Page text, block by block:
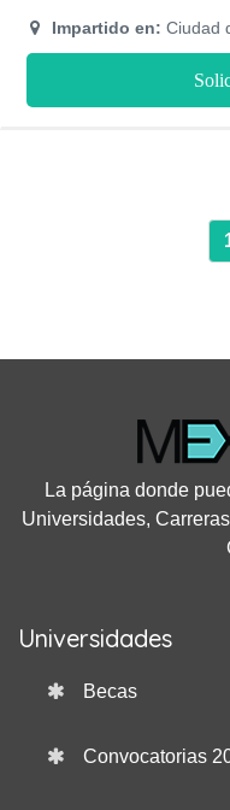
a tus trabajadores.
Impartido en: Ciudad
La página donde
Universidades,
Universidades
Becas
Convocatorias